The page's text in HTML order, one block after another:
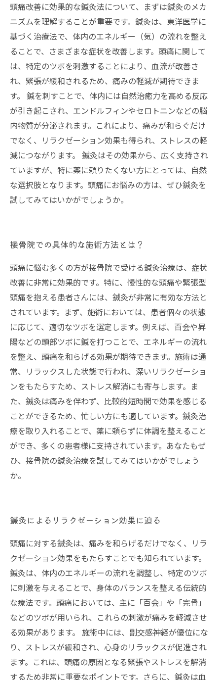
頭痛改善に効果的な鍼灸法について、まずは鍼灸のメカ
ニズムを理解することが重要です。鍼灸は、東洋医学に
基づく治療法で、体内のエネルギー（気）の流れを整え
ることで、さまざまな症状を改善します。頭痛に関して
は、特定のツボを刺激することにより、血流が改善さ
れ、緊張が緩和されるため、痛みの軽減が期待できま
す。 鍼を刺すことで、体内には自然治癒力を高める反応
が引き起こされ、エンドルフィンやセロトニンなどの脳
内物質が分泌されます。これにより、痛みが和らぐだけ
でなく、リラクゼーション効果も得られ、ストレスの軽
減につながります。 鍼灸はその効果から、広く支持され
ていますが、特に薬に頼りたくない方にとっては、自然
な選択肢となります。頭痛にお悩みの方は、ぜひ鍼灸を
試してみてはいかがでしょうか。
接骨院での具体的な施術方法とは？
頭痛に悩む多くの方が接骨院で受ける鍼灸治療は、症状
改善に非常に効果的です。特に、慢性的な頭痛や緊張型
頭痛を抱える患者さんには、鍼灸が非常に有効な方法と
されています。まず、施術においては、患者個々の状態
に応じて、適切なツボを選定します。例えば、百会や昇
陽などの頭部ツボに鍼を打つことで、エネルギーの流れ
を整え、頭痛を和らげる効果が期待できます。施術は通
常、リラックスした状態で行われ、深いリラクゼーショ
ンをもたらすため、ストレス解消にも寄与します。ま
た、鍼灸は痛みを伴わず、比較的短時間で効果を感じる
ことができるため、忙しい方にも適しています。鍼灸治
療を取り入れることで、薬に頼らずに体調を整えること
ができ、多くの患者様に支持されています。あなたもぜ
ひ、接骨院の鍼灸治療を試してみてはいかがでしょう
か。
鍼灸によるリラクゼーション効果に迫る
頭痛に対する鍼灸は、痛みを和らげるだけでなく、リラ
クゼーション効果をもたらすことでも知られています。
鍼灸は、体内のエネルギーの流れを調整し、特定のツボ
に刺激を与えることで、身体のバランスを整える伝統的
な療法です。頭痛においては、主に「百会」や「完骨」
などのツボが用いられ、これらの刺激が痛みを軽減させ
る効果があります。 施術中には、副交感神経が優位にな
り、ストレスが緩和され、心身のリラックスが促進され
ます。これは、頭痛の原因となる緊張やストレスを解消
するため非常に重要なポイントです。さらに、鍼灸は血